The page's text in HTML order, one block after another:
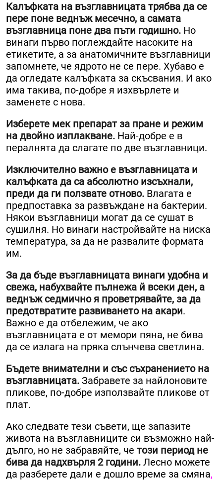
Калъфката на възглавницата трябва да се
пере поне веднъж месечно, а самата
възглавница поне два пъти годишно. Но
винаги първо поглеждайте насоките на
етикетите, а за анатомичните възглавници
запомнете, че ядрото не се пере. Хубаво е
да огледате калъфката за скъсвания. И ако
има такива, по-добре я изхвърлете и
заменете с нова.
Изберете мек препарат за пране и режим
на двойно изплакване. Най-добре е в
пералнята да слагате по две възглавници.
Изключително важно е възглавницата и
калъфката да са абсолютно изсъхнали,
преди да ги ползвате отново. Влагата е
предпоставка за развъждане на бактерии.
Някои възглавници могат да се сушат в
сушилня. Но винаги настройвайте на ниска
температура, за да не развалите формата
им.
За да бъде възглавницата винаги удобна и
свежа, набухвайте пълнежа й всеки ден, а
веднъж седмично я проветрявайте, за да
предотвратите развиването на акари.
Важно е да отбележим, че ако
възглавницата е от мемори пяна, не бива
да се излага на пряка слънчева светлина.
Бъдете внимателни и със съхранението на
възглавницата. Забравете за найлоновите
пликове, по-добре използвайте пликове от
плат.
Ако следвате тези съвети, ще запазите
живота на възглавниците си възможно най-
дълго, но не забравяйте, че този период не
бива да надхвърля 2 години. Лесно можете
да разберете дали е дошло време за смяна,